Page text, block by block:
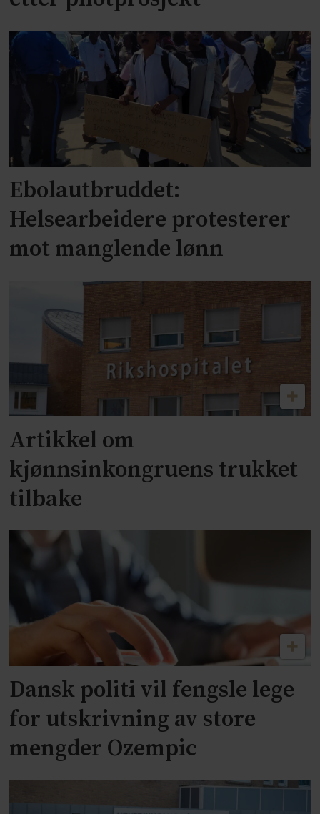
Ebolautbruddet:
Helsearbeidere protesterer
mot manglende lønn
Artikkel om
kjønnsinkongruens trukket
tilbake
Dansk politi vil fengsle lege
for utskrivning av store
mengder Ozempic